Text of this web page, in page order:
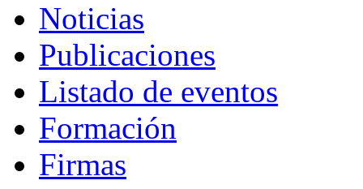
Noticias
Publicaciones
Listado de eventos
Formación
Firmas